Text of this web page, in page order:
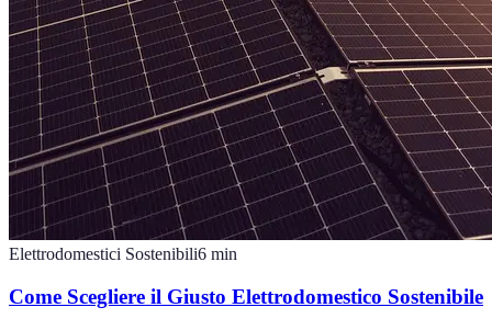
Elettrodomestici Sostenibili6 min
Come Scegliere il Giusto Elettrodomestico Sostenibile